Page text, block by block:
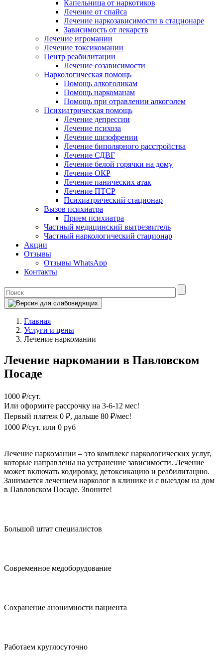
Капельница от наркотиков
Лечение от спайса
Лечение наркозависимости в стационаре
Зависимость от лекарств
Лечение игромании
Лечение токсикомании
Центр реабилитации
Лечение созависимости
Наркологическая помощь
Помощь алкоголикам
Помощь наркоманам
Помощь при отравлении алкоголем
Психиатрическая помощь
Лечение депрессии
Лечение психоза
Лечение шизофрении
Лечение биполярного расстройства
Лечение СДВГ
Лечение белой горячки на дому
Лечение ОКР
Лечение панических атак
Лечение ПТСР
Психиатрический стационар
Вызов психиатра
Прием психиатра
Частный медицинский вытрезвитель
Частный наркологический стационар
Акции
Отзывы
Отзывы WhatsApp
Контакты
Главная
Услуги и цены
Лечение наркомании
Лечение наркомании в Павловском
Посаде
1000 ₽/сут.
Или оформите рассрочку на 3-6-12 мес!
Первый платеж 0 ₽, дальше 80 ₽/мес!
1000 ₽/сут. или 0 руб
Лечение наркомании – это комплекс наркологических услуг,
которые направлены на устранение зависимости. Лечение
может включать кодировку, детоксикацию и реабилитацию.
Занимается лечением нарколог в клинике и с выездом на дом
в Павловском Посаде. Звоните!
Большой штат специалистов
Современное медоборудование
Сохранение анонимности пациента
Работаем круглосуточно